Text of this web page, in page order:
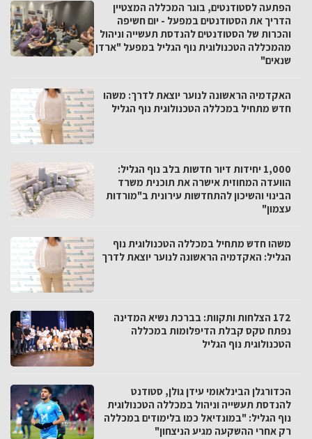
הפתעה לסטודנטים, בוגר המכללה המצטיין
הדריך את הסטודנטים במפעל - יום חשיפה
והכרות של הסטודנטים להנדסת תעשייה וניהול
מהמכללה הטכנולוגית נוף הגליל במפעל "ארדן
שנאים"
האקדמיה הראשונה לנוער יוצאת לדרך: משהו
חדש מתחיל במכללה הטכנולוגית נוף הגליל
1,000 יחידות דיור חדשות בלב נוף הגליל:
הוועדה המחוזית אישרה את תוכנית משרד
הבינוי והשיכון להתחדשות עירונית ב"מורדות
עצמון"
משהו חדש מתחיל במכללה הטכנולוגית נוף
הגליל: האקדמיה הראשונה לנוער יוצאת לדרך
172 הצלחות ותקוות: בברכת נשיא המדינה
נפתח טקס קבלת הדיפלומות במכללה
הטכנולוגית נוף הגליל
הכדורגלן הבינלאומי עידן גולן, סטודנט
להנדסת תעשייה וניהול במכללה הטכנולוגית
נוף הגליל: "במונדיאל כמו בלימודים במכללה
רק אחרי ההשקעה מגיע הניצחון"